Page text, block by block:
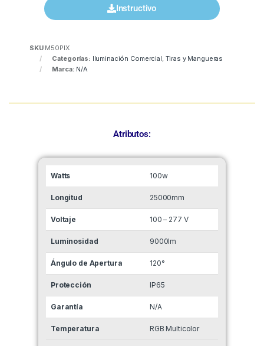
Instructivo
SKU M50PIX
Categorías: Iluminación Comercial, Tiras y Mangueras
Marca: N/A
Atributos:
Watts 100w
Longitud 25000mm
Voltaje 100 – 277 V
Luminosidad 9000lm
Ángulo de Apertura 120°
Protección IP65
Garantía N/A
Temperatura RGB Multicolor